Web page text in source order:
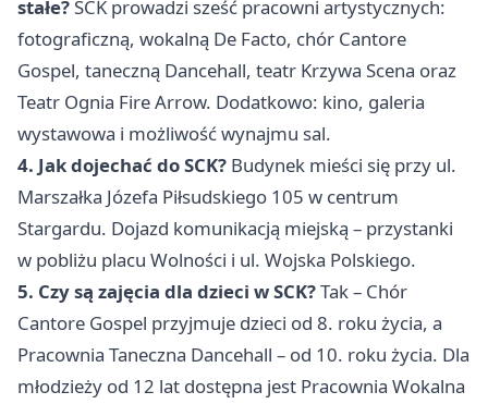
stałe?SCK prowadzi sześć pracowni artystycznych:
fotograficzną, wokalną De Facto, chór Cantore
Gospel, taneczną Dancehall, teatr Krzywa Scena oraz
Teatr Ognia Fire Arrow. Dodatkowo: kino, galeria
wystawowa i możliwość wynajmu sal.
4. Jak dojechać do SCK? Budynek mieści się przy ul.
Marszałka Józefa Piłsudskiego 105 w centrum
Stargardu. Dojazd komunikacją miejską – przystanki
w pobliżu placu Wolności i ul. Wojska Polskiego.
5. Czy są zajęcia dla dzieci w SCK?Tak – Chór
Cantore Gospel przyjmuje dzieci od 8. roku życia, a
Pracownia Taneczna Dancehall – od 10. roku życia. Dla
młodzieży od 12 lat dostępna jest Pracownia Wokalna